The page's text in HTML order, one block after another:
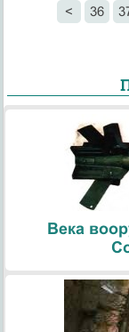
< 36
Века